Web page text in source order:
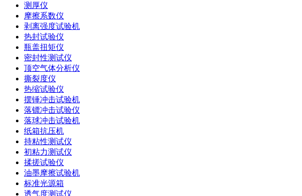
测厚仪
摩擦系数仪
剥离强度试验机
热封试验仪
瓶盖扭矩仪
密封性测试仪
顶空气体分析仪
撕裂度仪
热缩试验仪
摆锤冲击试验机
落镖冲击试验仪
落球冲击试验机
纸箱抗压机
持粘性测试仪
初粘力测试仪
揉搓试验仪
油墨摩擦试验机
标准光源箱
透气度测试仪